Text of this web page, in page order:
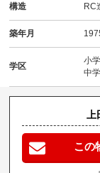
構造 RC
築年月
学区
小
中
この